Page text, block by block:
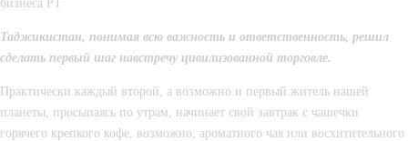
бизнеса РТ
Таджикистан, понимая всю важность и ответственность, решил
сделать первый шаг навстречу цивилизованной торговле.
Практически каждый второй, а возможно и первый житель нашей
планеты, просыпаясь по утрам, начинает свой завтрак с чашечки
горячего крепкого кофе, возможно, ароматного чая или восхитительного